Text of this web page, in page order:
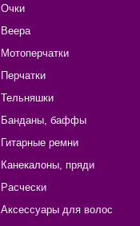
Очки
Веера
Мотоперчатки
Перчатки
Тельняшки
Банданы, баффы
Гитарные ремни
Канекалоны, пряди
Расчески
Аксессуары для волос